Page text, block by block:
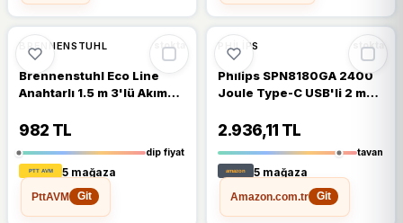
%18
BRENNENSTUHL stokta
Brennenstuhl Eco Line
Anahtarlı 1.5 m 3'lü Akım
982 TL
dip fiyat
5 mağaza
PttAVM
Git
PHILIPS stokta
Philips SPN8180GA 2400
Joule Type-C USB'li 2 m
2.936,11 TL
tavan
5 mağaza
Amazon.com.tr
Git